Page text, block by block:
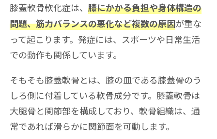
膝蓋軟骨軟化症は、 膝にかかる負担や身体構造の
問題、筋力バランスの悪化など複数の原因が重な
って起こります。発症には、スポーツや日常生活
での動作も関係しています。
そもそも膝蓋軟骨とは、膝の皿である膝蓋骨のう
しろ側に付着している軟骨成分です。膝蓋軟骨は
大腿骨と関節部を構成しており、軟骨組織は、通
常であれば滑らかに関節面を可動します。